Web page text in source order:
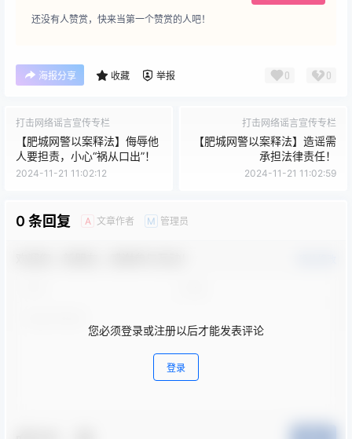
还没有人赞赏，快来当第一个赞赏的人吧！
海报分享 收藏 举报 0 0
打击网络谣言宣传专栏
【肥城网警以案释法】侮辱他
人要担责，小心“祸从口出”！
2024-11-21 11:02:12
打击网络谣言宣传专栏
【肥城网警以案释法】造谣需
承担法律责任！
2024-11-21 11:02:59
0 条回复 A 文章作者 M 管理员
您必须登录或注册以后才能发表评论
登录